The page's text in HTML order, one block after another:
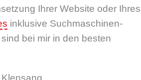
Ihrer Website oder Ihres
inklusive Suchmaschinen-
bei mir in den besten